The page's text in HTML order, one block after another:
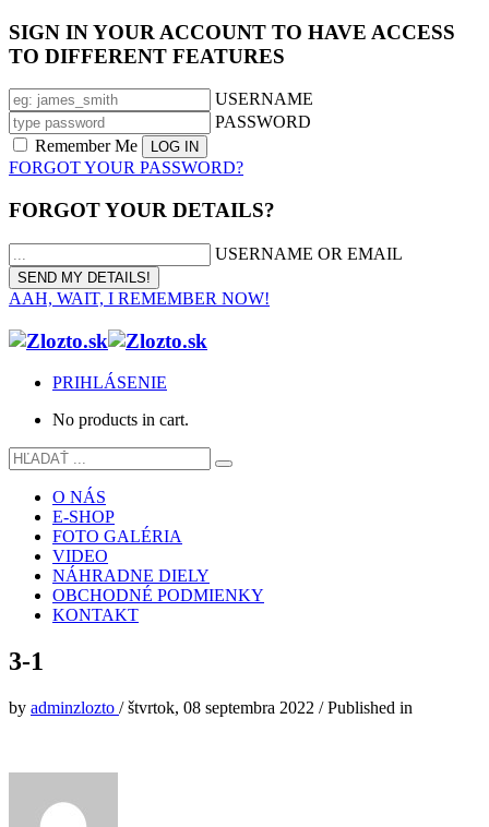
SIGN IN YOUR ACCOUNT TO HAVE ACCESS
TO DIFFERENT FEATURES
USERNAME
PASSWORD
Remember Me
FORGOT YOUR PASSWORD?
FORGOT YOUR DETAILS?
USERNAME OR EMAIL
AAH, WAIT, I REMEMBER NOW!
PRIHLÁSENIE
No products in cart.
O NÁS
E-SHOP
FOTO GALÉRIA
VIDEO
NÁHRADNE DIELY
OBCHODNÉ PODMIENKY
KONTAKT
3-1
by adminzlozto /štvrtok, 08 septembra 2022 /Published in